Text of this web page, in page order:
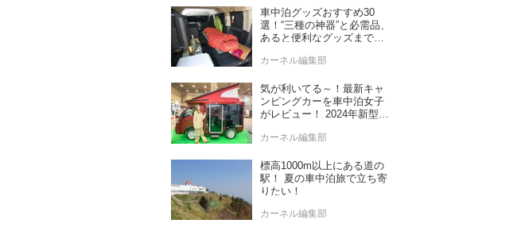
車中泊グッズおすすめ30
選！“三種の神器”と必需品、
あると便利なグッズまで車
カーネル編集部
気が利いてる～！最新キャ
ンピングカーを車中泊女子
がレビュー！ 2024年新型モ
カーネル編集部
標高1000m以上にある道の
駅！ 夏の車中泊旅で立ち寄
りたい！
カーネル編集部